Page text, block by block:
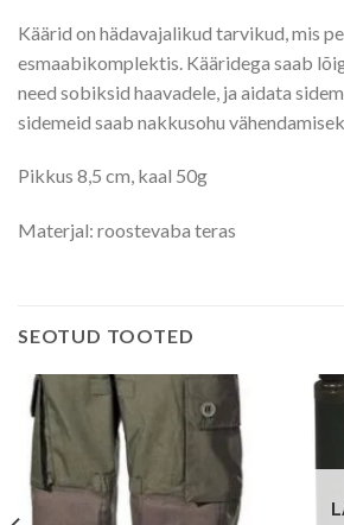
Käärid on hädavajalikud tarvikud, mis
esmaabikomplektis. Kääridega saab
need sobiksid haavadele, ja aidata
sidemeid saab nakkusohu
Pikkus 8,5 cm, kaal 50g
Materjal: roostevaba teras
SEOTUD TOOTED